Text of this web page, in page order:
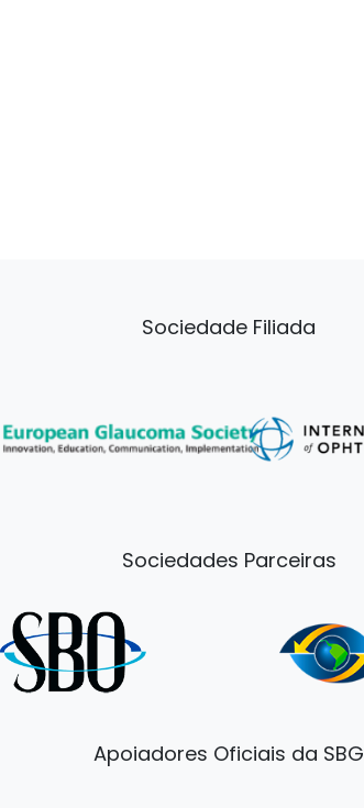
Sociedade Filiada
Sociedades Parceiras
Apoiadores Oficiais da SBG